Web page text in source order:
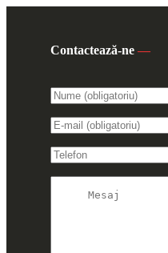
Contactează-ne —